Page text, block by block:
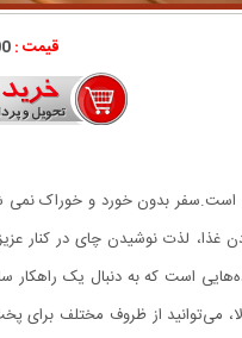
قیمت :
بدون خورد و خوراک نمی
غذا، لذت نوشیدن چای در
است که به دنبال یک
می‌توانید از ظروف مختلف